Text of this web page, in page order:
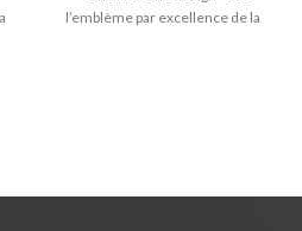
l’emblème par excellence de la
tailles.